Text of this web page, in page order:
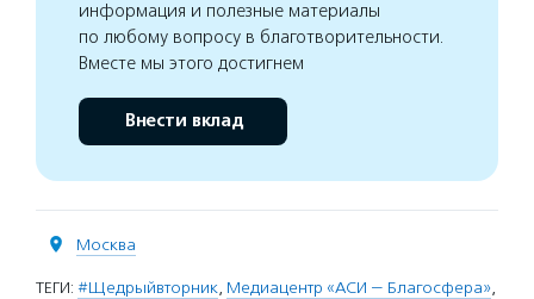
информация и полезные материалы
по любому вопросу в благотворительности.
Вместе мы этого достигнем
Внести вклад
Москва
ТЕГИ: #Щедрыйвторник, Медиацентр «АСИ — Благосфера»,